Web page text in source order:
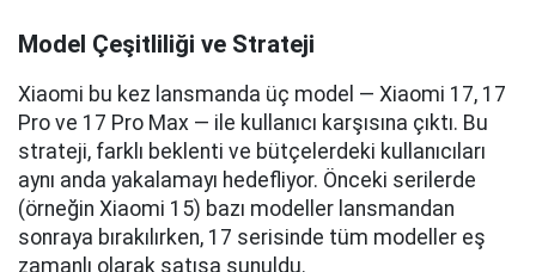
Model Çeşitliliği ve Strateji
Xiaomi bu kez lansmanda üç model — Xiaomi 17, 17
Pro ve 17 Pro Max — ile kullanıcı karşısına çıktı. Bu
strateji, farklı beklenti ve bütçelerdeki kullanıcıları
aynı anda yakalamayı hedefliyor. Önceki serilerde
(örneğin Xiaomi 15) bazı modeller lansmandan
sonraya bırakılırken, 17 serisinde tüm modeller eş
zamanlı olarak satışa sunuldu.